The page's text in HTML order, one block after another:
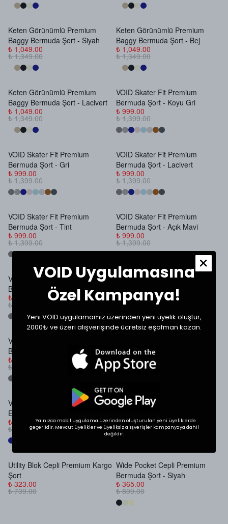
Keten Görünümlü Premium
Baggy Bermuda Şort - Siyah
₺ 1,049.00
₺ 1,349.00
Keten Görünümlü Premium
Baggy Bermuda Şort - Bej
₺ 1,049.00
₺ 1,349.00
Keten Görünümlü Premium
Baggy Bermuda Şort - Lacivert
₺ 1,049.00
₺ 1,349.00
VOID Skater Fit Premium
Bermuda Şort - Koyu Gri
₺ 999.00
₺ 1,399.00
VOID Skater Fit Premium
Bermuda Şort - Gri
₺ 999.00
₺ 1,399.00
VOID Skater Fit Premium
Bermuda Şort - Lacivert
₺ 999.00
₺ 1,399.00
VOID Skater Fit Premium
Bermuda Şort - Tint
₺ 999.00
₺ 1,399.00
VOID Skater Fit Premium
Bermuda Şort - Açık Mavi
₺ 999.00
₺ 1,399.00
VOID Skater Fit Premium
Bermuda Şort - Koyu Antrasit
₺ 999.00
₺ 1,399.00
VOID Skater Fit Premium
Bermuda Şort - Kahverengi
₺ 999.00
₺ 1,399.00
VOID Skater Fit Premium
Bermuda Şort - Antrasit
₺ 999.00
₺ 1,399.00
Ekstra Baggy Jort - Lacivert
₺ 999.00
₺ 1,229.00
VOID Nakış Detaylı Premium
Ekstra Baggy Jort - Kahverengi
₺ 999.00
₺ 1,229.00
Stokta Yok
Loose Fit Panel Cep Detaylı
₺ 323.00
₺ 739.00
Stokta Yok
Utility Blok Cepli Premium Kargo
Şort
₺ 323.00
₺ 739.00
Stokta Yok
Wide Pocket Cepli Premium
Bermuda Şort - Siyah
₺ 365.00
₺ 809.00
VOID Uygulamasına
Özel Kampanya!
Yeni VOID uygulamamız üzerinden yeni üyelik oluştur,
2000₺ ve üzeri alışverişinde ücretsiz eşofman kazan.
Yalnızca mobil uygulama üzerinden oluşturulan yeni üyeliklerde
geçerlidir. Mevcut üyelikler ve üyeliksiz alışverişler kampanyaya dahil
değildir.